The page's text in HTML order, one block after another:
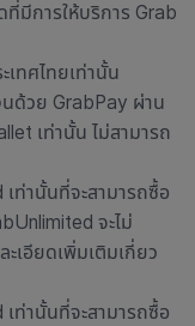
ที่มีการให้บริการ Grab
ทศไทยเท่านั้น
นด้วย GrabPay ผ่าน
เท่านั้น ไม่สามารถ
ท่านั้นที่จะสามารถซื้อ
จะไม่
เอียดเพิ่มเติมเกี่ยว
ท่านั้นที่จะสามารถซื้อ